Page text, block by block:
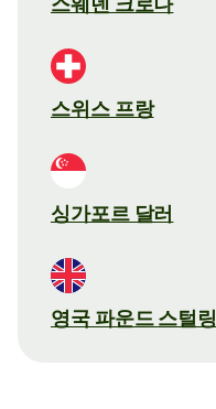
스위스 프랑
싱가포르 달러
영국 파운드 스털링